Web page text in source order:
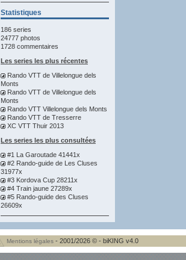
Statistiques
186 series
24777 photos
1728 commentaires
Les series les plus récentes
Rando VTT de Villelongue dels
Monts
Rando VTT de Villelongue dels
Monts
Rando VTT Villelongue dels Monts
Rando VTT de Tresserre
XC VTT Thuir 2013
Les series les plus consultées
#1 La Garoutade 41441x
#2 Rando-guide de Les Cluses
31977x
#3 Kordova Cup 28211x
#4 Train jaune 27289x
#5 Rando-guide des Cluses
26609x
Mentions légales - 2001/2026 © - biKING v4.0